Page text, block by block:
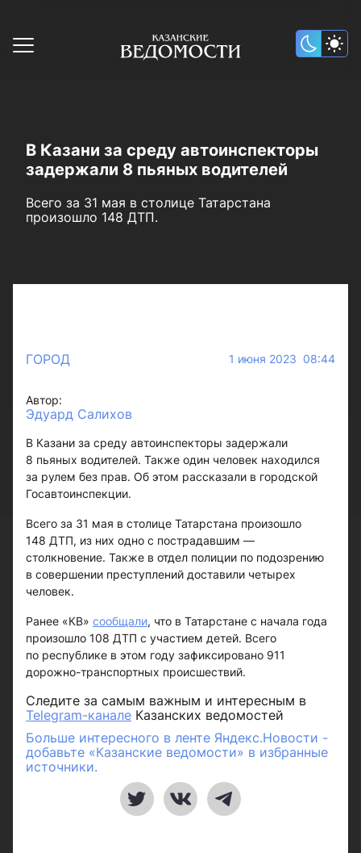
В Казани за среду автоинспекторы
задержали 8 пьяных водителей
Всего за 31 мая в столице Татарстана
произошло 148 ДТП.
ГОРОД 1 июня 2023 08:44
Автор:
Эдуард Салихов
В Казани за среду автоинспекторы задержали
8 пьяных водителей. Также один человек находился
за рулем без прав. Об этом рассказали в городской
Госавтоинспекции.
Всего за 31 мая в столице Татарстана произошло
148 ДТП, из них одно с пострадавшим —
столкновение. Также в отдел полиции по подозрению
в совершении преступлений доставили четырех
человек.
Ранее «КВ» сообщали, что в Татарстане с начала года
произошло 108 ДТП с участием детей. Всего
по республике в этом году зафиксировано 911
дорожно-транспортных происшествий.
Следите за самым важным и интересным в
Telegram-канале Казанских ведомостей
Больше интересного в ленте Яндекс.Новости -
добавьте «Казанские ведомости» в избранные
источники.